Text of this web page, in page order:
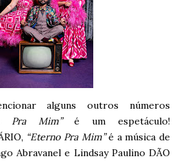
alguns outros números
Pra Mim”é um espetáculo!
“Eterno Pra Mim”é a música de
Abravanel e Lindsay Paulino DÃO